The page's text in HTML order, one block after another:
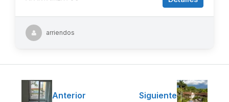
arriendos
Anterior Siguiente